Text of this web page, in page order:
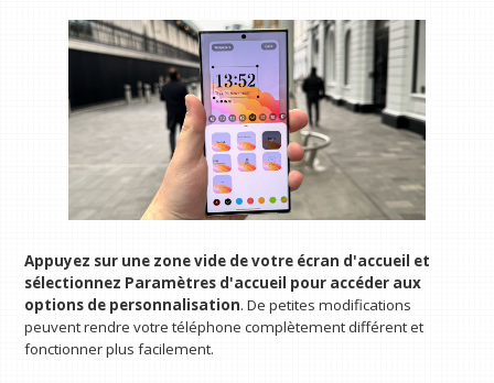
Appuyez sur une zone vide de votre écran d'accueil et
sélectionnez Paramètres d'accueil pour accéder aux
options de personnalisation. De petites modifications
peuvent rendre votre téléphone complètement différent et
fonctionner plus facilement.